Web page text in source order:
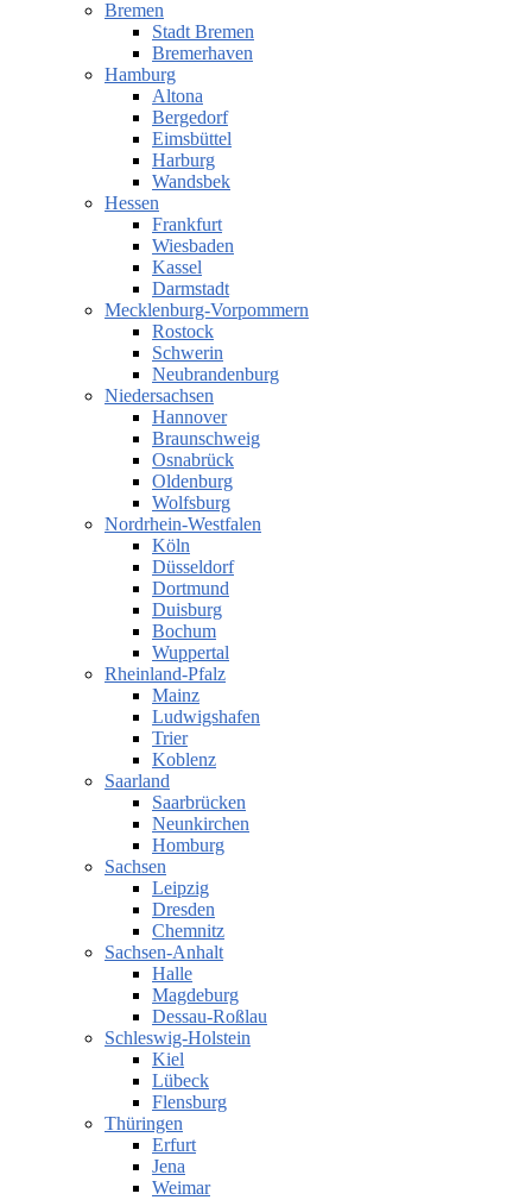
Bremen
Stadt Bremen
Bremerhaven
Hamburg
Altona
Bergedorf
Eimsbüttel
Harburg
Wandsbek
Hessen
Frankfurt
Wiesbaden
Kassel
Darmstadt
Mecklenburg-Vorpommern
Rostock
Schwerin
Neubrandenburg
Niedersachsen
Hannover
Braunschweig
Osnabrück
Oldenburg
Wolfsburg
Nordrhein-Westfalen
Köln
Düsseldorf
Dortmund
Duisburg
Bochum
Wuppertal
Rheinland-Pfalz
Mainz
Ludwigshafen
Trier
Koblenz
Saarland
Saarbrücken
Neunkirchen
Homburg
Sachsen
Leipzig
Dresden
Chemnitz
Sachsen-Anhalt
Halle
Magdeburg
Dessau-Roßlau
Schleswig-Holstein
Kiel
Lübeck
Flensburg
Thüringen
Erfurt
Jena
Weimar